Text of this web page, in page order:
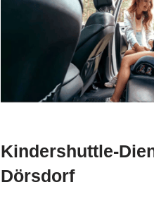
Kindershuttle-
Dörsdorf